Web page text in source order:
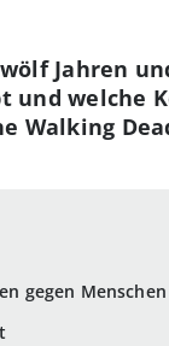
gegen Menschen
Jahren
welche
Walking